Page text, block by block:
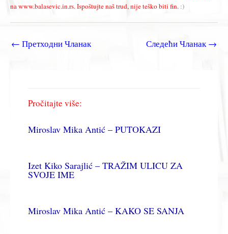
na www.balasevic.in.rs. Ispoštujte naš trud, nije teško biti fin. :)
← Претходни Чланак Следећи Чланак→
Pročitajte više:
Miroslav Mika Antić – PUTOKAZI
Izet Kiko Sarajlić – TRAŽIM ULICU ZA
SVOJE IME
Miroslav Mika Antić – KAKO SE SANJA